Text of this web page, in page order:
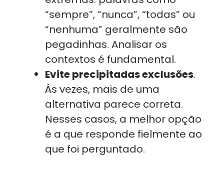
“sempre”, “nunca”, “todas” ou
“nenhuma” geralmente são
pegadinhas. Analisar os
contextos é fundamental.
Evite precipitadas exclusões.
Às vezes, mais de uma
alternativa parece correta.
Nesses casos, a melhor opção
é a que responde fielmente ao
que foi perguntado.